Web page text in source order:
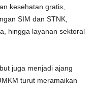
kesehatan gratis,
SIM dan STNK,
hingga layanan sektoral
juga menjadi ajang
turut meramaikan